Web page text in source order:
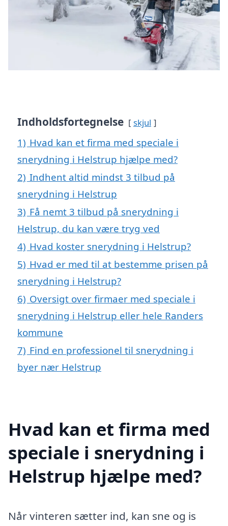
Indholdsfortegnelse skjul
1) Hvad kan et firma med speciale i
snerydning i Helstrup hjælpe med?
2) Indhent altid mindst 3 tilbud på
snerydning i Helstrup
3) Få nemt 3 tilbud på snerydning i
Helstrup, du kan være tryg ved
4) Hvad koster snerydning i Helstrup?
5) Hvad er med til at bestemme prisen på
snerydning i Helstrup?
6) Oversigt over firmaer med speciale i
snerydning i Helstrup eller hele Randers
kommune
7) Find en professionel til snerydning i
byer nær Helstrup
Hvad kan et firma med
speciale i snerydning i
Helstrup hjælpe med?
Når vinteren sætter ind, kan sne og is